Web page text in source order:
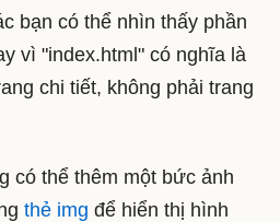
bạn có thể nhìn thấy phần
vì "index.html" có nghĩa là
chi tiết, không phải trang
có thể thêm một bức ảnh
thẻ img để hiển thị hình